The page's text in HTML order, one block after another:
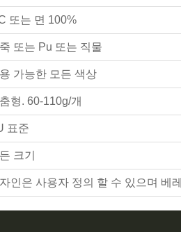
또는 면 100%
또는 Pu 또는 직물
가능한 모든 색상
형. 60-110g/개
표준
크기
인은 사용자 정의 할 수 있으며 베